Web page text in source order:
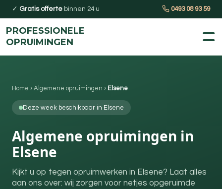
✓ Gratis offerte binnen 24 u 0493 08 93 59
PROFESSIONELE
OPRUIMINGEN
Home › Algemene opruimingen › Elsene
Deze week beschikbaar in Elsene
Algemene opruimingen in
Elsene
Kijkt u op tegen opruimwerken in Elsene? Laat alles
aan ons over: wij zorgen voor netjes opgeruimde